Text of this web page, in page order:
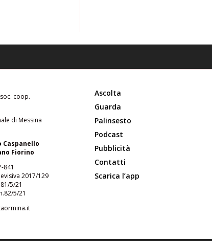
coop.
di Messina
Caspanello
Fiorino
841
2017/129
5/21
5/21
Ascolta
Guarda
Palinsesto
Podcast
Pubblicità
Contatti
Scarica l’app